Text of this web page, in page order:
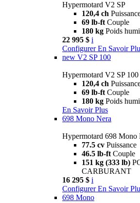
Hypermotard V2 SP
120,4 ch
69 lb-ft Couple
180 kg Poids
22 995 $ i
Configurer En Savoir
new V2 SP 100
Hypermotard V2 SP 100
120,4 ch
69 lb-ft Couple
180 kg Poids
En Savoir Plus
698 Mono Nera
Hypermotard 698 Mono
77.5 cv Puissance
46.5 lb-ft Couple
151 kg (333 lb)
CARBURANT
16 295 $ i
Configurer En Savoir
698 Mono